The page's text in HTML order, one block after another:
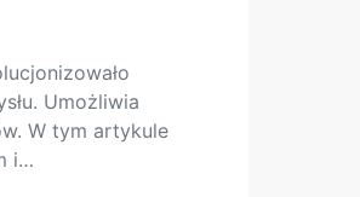
Umożliwia
W tym artykule
i…